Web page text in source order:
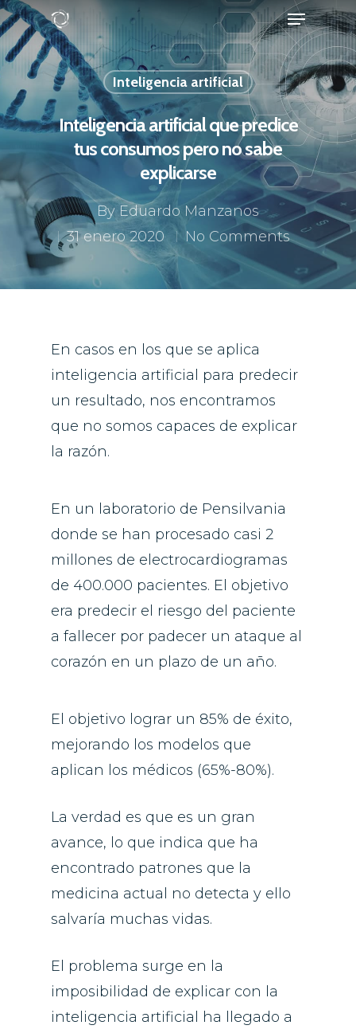
Hit enter to search or ESC to close
Inteligencia artificial
Inteligencia artificial que predice
tus consumos pero no sabe
explicarse
ByEduardo Manzanos
31 enero 2020
No Comments
En casos en los que se aplica
inteligencia artificial para predecir
un resultado, nos encontramos
que no somos capaces de explicar
la razón.
En un laboratorio de Pensilvania
donde se han procesado casi 2
millones de electrocardiogramas
de 400.000 pacientes. El objetivo
era predecir el riesgo del paciente
a fallecer por padecer un ataque al
corazón en un plazo de un año.
El objetivo lograr un 85% de éxito,
mejorando los modelos que
aplican los médicos (65%-80%).
La verdad es que es un gran
avance, lo que indica que ha
encontrado patrones que la
medicina actual no detecta y ello
salvaría muchas vidas.
El problema surge en la
imposibilidad de explicar con la
inteligencia artificial ha llegado a